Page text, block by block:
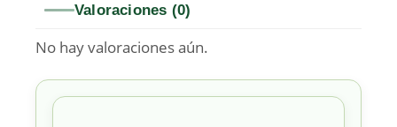
Valoraciones (0)
No hay valoraciones aún.